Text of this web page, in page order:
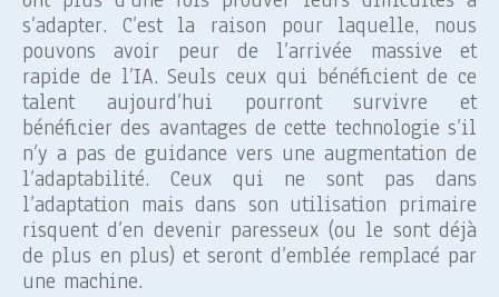
s’adapter. C’est la raison pour laquelle, nous
pouvons avoir peur de l’arrivée massive et
rapide de l’IA. Seuls ceux qui bénéficient de ce
talent aujourd’hui pourront survivre et
bénéficier des avantages de cette technologie s’il
n’y a pas de guidance vers une augmentation de
l’adaptabilité. Ceux qui ne sont pas dans
l’adaptation mais dans son utilisation primaire
risquent d’en devenir paresseux (ou le sont déjà
de plus en plus) et seront d’emblée remplacé par
une machine.